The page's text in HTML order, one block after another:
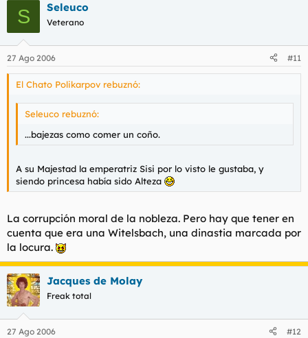
S Seleuco
Veterano
27 Ago 2006 #11
El Chato Polikarpov rebuznó:
Seleuco rebuznó:
...bajezas como comer un coño.
A su Majestad la emperatriz Sisi por lo visto le gustaba, y
siendo princesa había sido Alteza
La corrupción moral de la nobleza. Pero hay que tener en
cuenta que era una Witelsbach, una dinastia marcada por
la locura.
Jacques de Molay
Freak total
27 Ago 2006 #12